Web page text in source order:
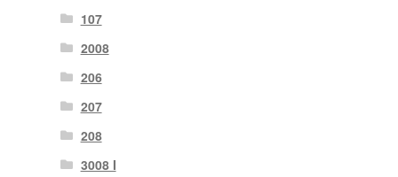
107
2008
206
207
208
3008 I